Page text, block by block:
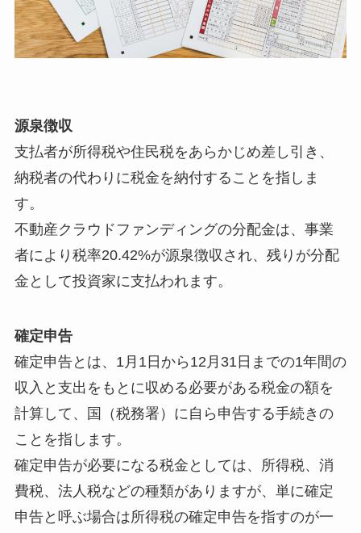
源泉徴収
支払者が所得税や住民税をあらかじめ差し引き、
納税者の代わりに税金を納付することを指しま
す。
不動産クラウドファンディングの分配金は、事業
者により税率20.42%が源泉徴収され、残りが分配
金として投資家に支払われます。
確定申告
確定申告とは、1月1日から12月31日までの1年間の
収入と支出をもとに収める必要がある税金の額を
計算して、国（税務署）に自ら申告する手続きの
ことを指します。
確定申告が必要になる税金としては、所得税、消
費税、法人税などの種類がありますが、単に確定
申告と呼ぶ場合は所得税の確定申告を指すのが一